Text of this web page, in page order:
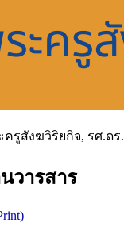
ครูสังฆวิริยกิจ, รศ.ดร.
วารสาร